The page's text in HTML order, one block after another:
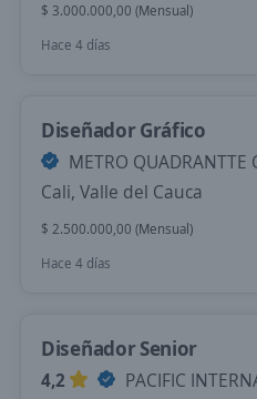
$ 3.000.000,00 (Mensual)
Hace 4 días
Diseñador Gráfico
METRO QUADRANTTE
Cali, Valle del Cauca
$ 2.500.000,00 (Mensual)
Hace 4 días
Diseñador Senior
4,2
PACIFIC